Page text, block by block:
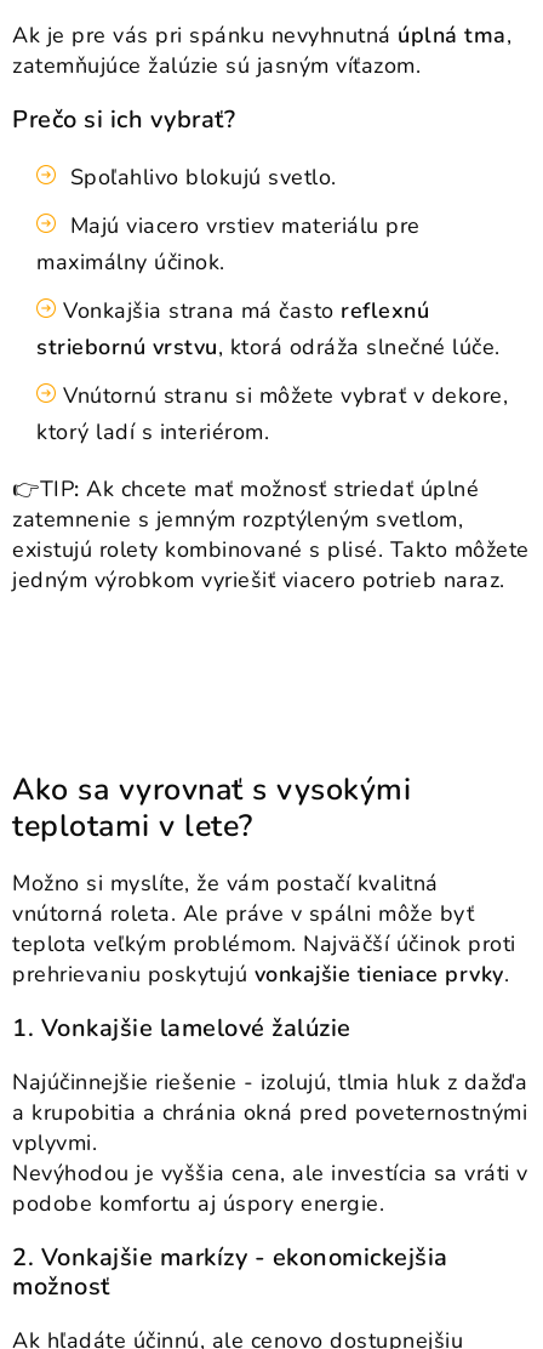
Ak je pre vás pri spánku nevyhnutná úplná tma,
zatemňujúce žalúzie sú jasným víťazom.
Prečo si ich vybrať?
Spoľahlivo blokujú svetlo.
Majú viacero vrstiev materiálu pre
maximálny účinok.
Vonkajšia strana má často reflexnú
striebornú vrstvu, ktorá odráža slnečné lúče.
Vnútornú stranu si môžete vybrať v dekore,
ktorý ladí s interiérom.
👉TIP: Ak chcete mať možnosť striedať úplné
zatemnenie s jemným rozptýleným svetlom,
existujú rolety kombinované s plisé. Takto môžete
jedným výrobkom vyriešiť viacero potrieb naraz.
Ako sa vyrovnať s vysokými
teplotami v lete?
Možno si myslíte, že vám postačí kvalitná
vnútorná roleta. Ale práve v spálni môže byť
teplota veľkým problémom. Najväčší účinok proti
prehrievaniu poskytujú vonkajšie tieniace prvky.
1. Vonkajšie lamelové žalúzie
Najúčinnejšie riešenie - izolujú, tlmia hluk z dažďa
a krupobitia a chránia okná pred poveternostnými
vplyvmi.
Nevýhodou je vyššia cena, ale investícia sa vráti v
podobe komfortu aj úspory energie.
2. Vonkajšie markízy - ekonomickejšia
možnosť
Ak hľadáte účinnú, ale cenovo dostupnejšiu